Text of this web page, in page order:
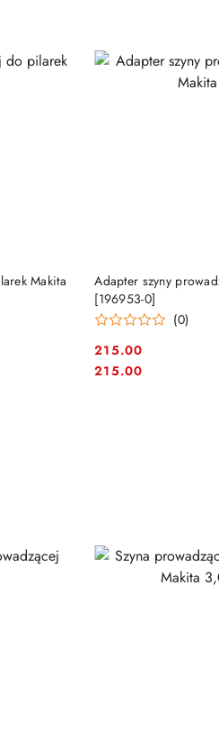
Makita
Adapter szyny
[196953-0]
(0)
Cena:
215.00
Cena:
215.00